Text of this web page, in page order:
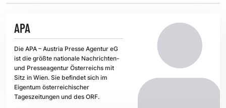
APA
Die APA – Austria Presse Agentur eG
ist die größte nationale Nachrichten-
und Presseagentur Österreichs mit
Sitz in Wien. Sie befindet sich im
Eigentum österreichischer
Tageszeitungen und des ORF.